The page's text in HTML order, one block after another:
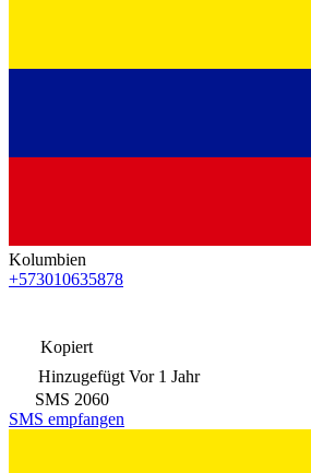
Kolumbien
+573010635878
Kopiert
Hinzugefügt Vor 1 Jahr
SMS 2060
SMS empfangen